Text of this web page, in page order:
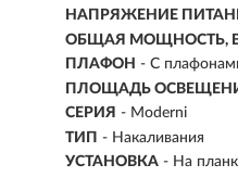
НАПРЯЖЕНИЕ
ОБЩАЯ МОЩНОСТЬ,
ПЛАФОН - С
ПЛОЩАДЬ
СЕРИЯ - Moderni
ТИП - Накаливания
УСТАНОВКА - На